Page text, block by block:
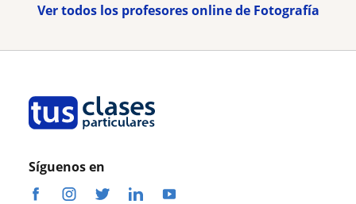
Ver todos los profesores online de Fotografía
Síguenos en